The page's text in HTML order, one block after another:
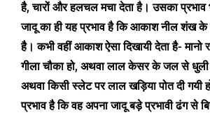
है,चारों और हलचल मचा देता है। उसका
जादू का ही यह प्रभाव है कि आकाश नील शंख के
है। कभी वहीं आकाश ऐसा दिखायी देता है- मानो
गीला चौका हो, अथवा लाल केसर के जल से धुली
अथवा किसी स्लेट पर लाल खड़िया पोत दी गयी
प्रभाव है कि वह अपना जादू बड़े प्रभावी ढंग से